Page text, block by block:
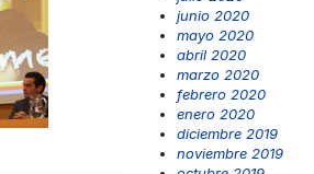
junio 2020
mayo 2020
abril 2020
marzo 2020
febrero 2020
enero 2020
diciembre 2019
noviembre 2019